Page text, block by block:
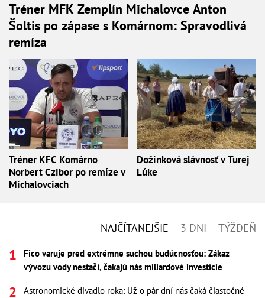
Tréner MFK Zemplín Michalovce Anton
Šoltis po zápase s Komárnom: Spravodlivá
remíza
Tréner KFC Komárno
Norbert Czibor po remíze v
Michalovciach
Dožinková slávnosť v Turej
Lúke
NAJČÍTANEJŠIE 3 DNI TÝŽDEŇ
Fico varuje pred extrémne suchou budúcnosťou: Zákaz
vývozu vody nestačí, čakajú nás miliardové investície
Astronomické divadlo roka: Už o pár dní nás čaká čiastočné